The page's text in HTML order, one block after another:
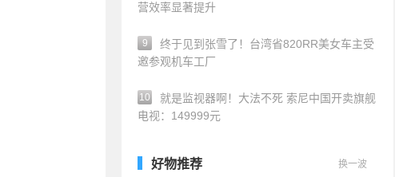
营效率显著提升
9
终于见到张雪了！台湾省820RR美女车主受
邀参观机车工厂
10
就是监视器啊！大法不死 索尼中国开卖旗舰
电视：149999元
好物推荐 换一波